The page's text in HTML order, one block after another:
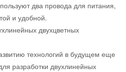
два провода для питания,
и удобной.
двухцветных
технологий в будущем еще
разработки двухлинейных